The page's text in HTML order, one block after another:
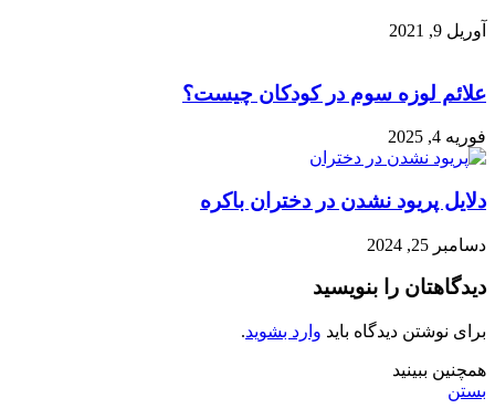
آوریل 9, 2021
علائم لوزه سوم در کودکان چیست؟
فوریه 4, 2025
دلایل پریود نشدن در دختران باکره
دسامبر 25, 2024
دیدگاهتان را بنویسید
برای نوشتن دیدگاه باید وارد بشوید.
همچنین ببینید
بستن